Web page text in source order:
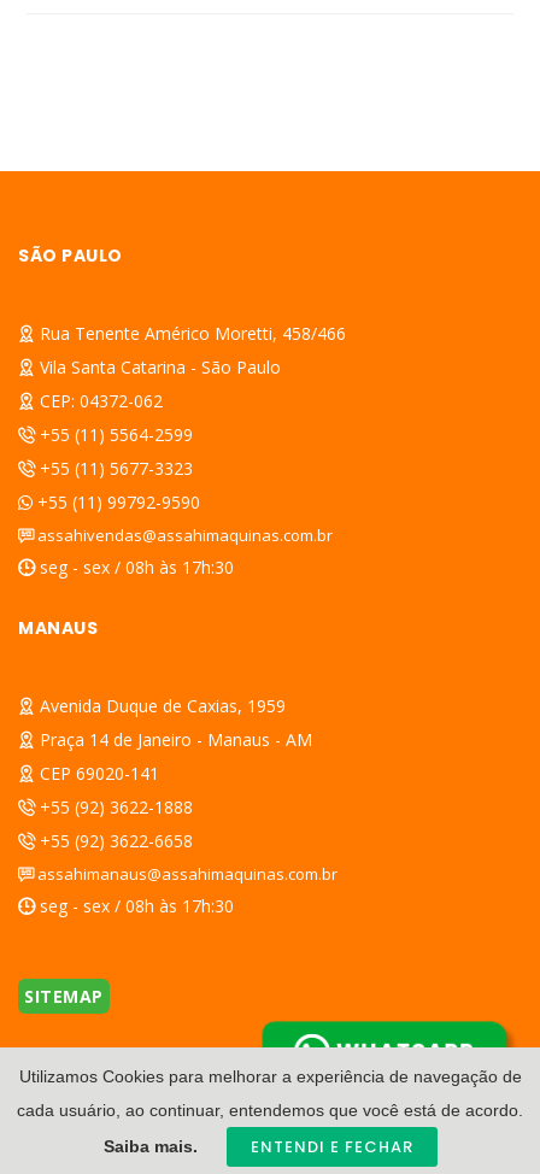
SÃO PAULO
Rua Tenente Américo Moretti, 458/466
Vila Santa Catarina - São Paulo
CEP: 04372-062
+55 (11) 5564-2599
+55 (11) 5677-3323
+55 (11) 99792-9590
assahivendas@assahimaquinas.com.br
seg - sex / 08h às 17h:30
MANAUS
Avenida Duque de Caxias, 1959
Praça 14 de Janeiro - Manaus - AM
CEP 69020-141
+55 (92) 3622-1888
+55 (92) 3622-6658
assahimanaus@assahimaquinas.com.br
seg - sex / 08h às 17h:30
SITEMAP
WHATSAPP
Utilizamos Cookies para melhorar a experiência de navegação de
cada usuário, ao continuar, entendemos que você está de acordo.
Saiba mais.
ENTENDI E FECHAR